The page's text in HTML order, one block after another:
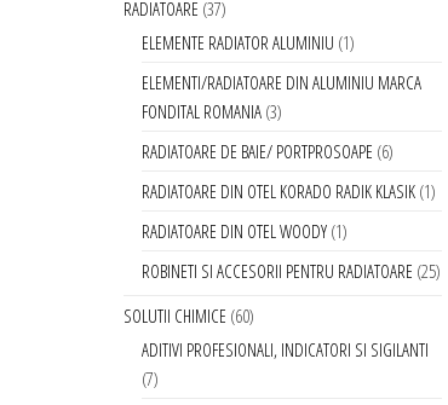
RADIATOARE 37
ELEMENTE RADIATOR ALUMINIU 1
ELEMENTI/RADIATOARE DIN ALUMINIU MARCA
FONDITAL ROMANIA 3
RADIATOARE DE BAIE/ PORTPROSOAPE 6
RADIATOARE DIN OTEL KORADO RADIK KLASIK 1
RADIATOARE DIN OTEL WOODY 1
ROBINETI SI ACCESORII PENTRU RADIATOARE 25
SOLUTII CHIMICE 60
ADITIVI PROFESIONALI, INDICATORI SI SIGILANTI
7